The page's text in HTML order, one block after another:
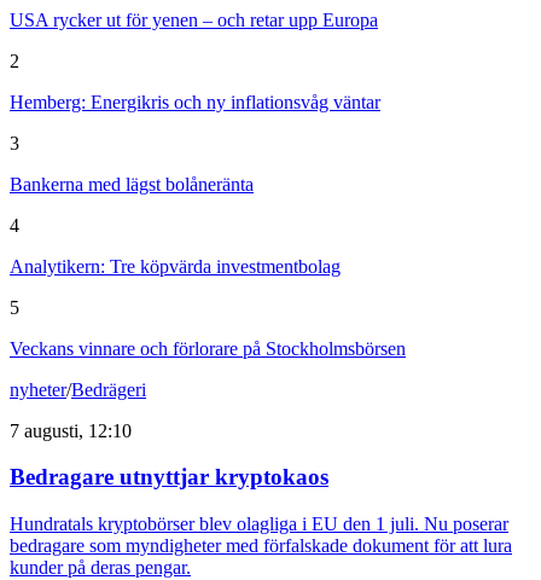
USA rycker ut för yenen – och retar upp Europa
2
Hemberg: Energikris och ny inflationsvåg väntar
3
Bankerna med lägst bolåneränta
4
Analytikern: Tre köpvärda investmentbolag
5
Veckans vinnare och förlorare på Stockholmsbörsen
nyheter/Bedrägeri
7 augusti, 12:10
Bedragare utnyttjar kryptokaos
Hundratals kryptobörser blev olagliga i EU den 1 juli. Nu poserar
bedragare som myndigheter med förfalskade dokument för att lura
kunder på deras pengar.